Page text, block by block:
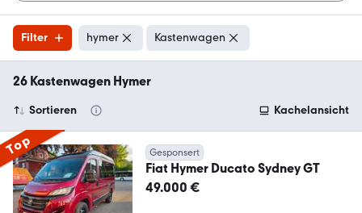
Filter hymer Kastenwagen
26 Kastenwagen Hymer
Sortieren Kachelansicht
Top Gesponsert
Fiat Hymer Ducato Sydney GT
49.000 €